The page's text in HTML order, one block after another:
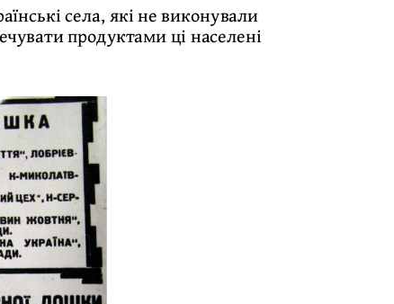
села, які не виконували
продуктами ці населені